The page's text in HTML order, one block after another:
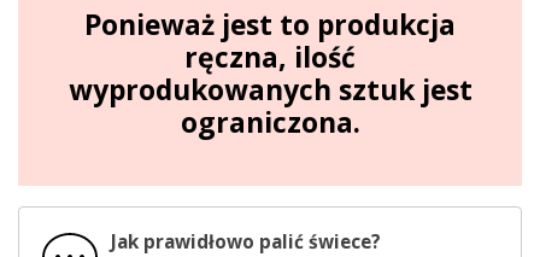
Ponieważ jest to produkcja
ręczna, ilość
wyprodukowanych sztuk jest
ograniczona.
Jak prawidłowo palić świece?